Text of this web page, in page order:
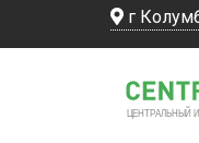
г
ЦЕНТРАЛЬНЫЙ